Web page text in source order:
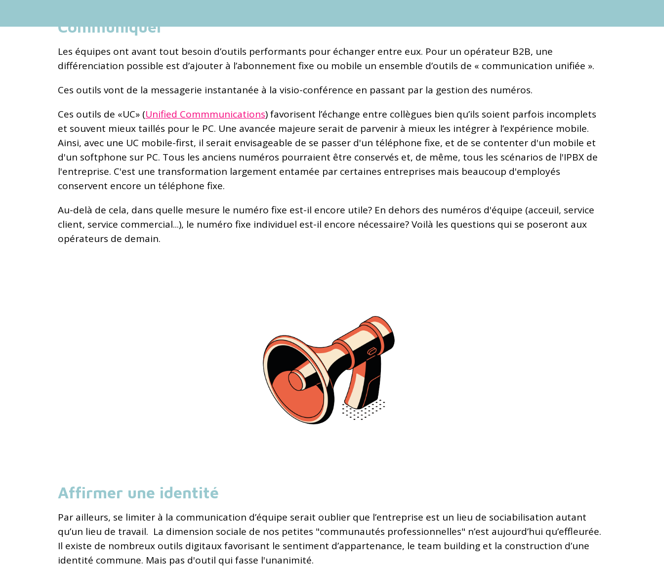
Communiquer
Les équipes ont avant tout besoin d’outils performants pour échanger entre eux. Pour un opérateur B2B, une
différenciation possible est d’ajouter à l’abonnement fixe ou mobile un ensemble d’outils de « communication unifiée ».
Ces outils vont de la messagerie instantanée à la visio-conférence en passant par la gestion des numéros.
Ces outils de «UC» (Unified Commmunications) favorisent l’échange entre collègues bien qu’ils soient parfois incomplets
et souvent mieux taillés pour le PC. Une avancée majeure serait de parvenir à mieux les intégrer à l’expérience mobile.
Ainsi, avec une UC mobile-first, il serait envisageable de se passer d'un téléphone fixe, et de se contenter d'un mobile et
d'un softphone sur PC. Tous les anciens numéros pourraient être conservés et, de même, tous les scénarios de l'IPBX de
l'entreprise. C'est une transformation largement entamée par certaines entreprises mais beaucoup d'employés
conservent encore un téléphone fixe.
Au-delà de cela, dans quelle mesure le numéro fixe est-il encore utile? En dehors des numéros d'équipe (acceuil, service
client, service commercial...), le numéro fixe individuel est-il encore nécessaire? Voilà les questions qui se poseront aux
opérateurs de demain.
Affirmer une identité
Par ailleurs, se limiter à la communication d’équipe serait oublier que l’entreprise est un lieu de sociabilisation autant
qu’un lieu de travail. La dimension sociale de nos petites "communautés professionnelles" n’est aujourd’hui qu’effleurée.
Il existe de nombreux outils digitaux favorisant le sentiment d’appartenance, le team building et la construction d’une
identité commune. Mais pas d'outil qui fasse l'unanimité.